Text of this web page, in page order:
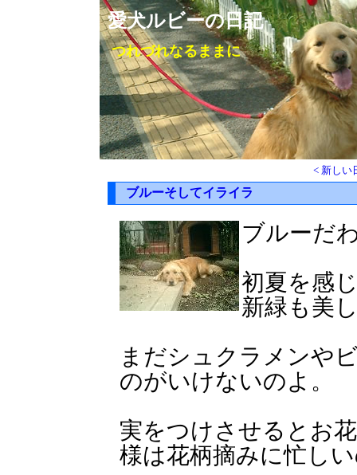
愛犬ルビーの日記
つれづれなるままに
< 新しい
ブルーそしてイライラ
ブルーだ
初夏を感
新緑も美
まだシュクラメンや
のがいけないのよ。
実をつけさせるとお
様は花柄摘みに忙し